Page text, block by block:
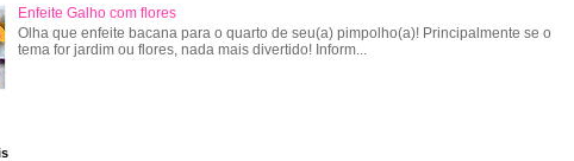
Enfeite Galho com flores
Olha que enfeite bacana para o quarto de seu(a) pimpolho(a)! Principalmente se o
tema for jardim ou flores, nada mais divertido! Inform...